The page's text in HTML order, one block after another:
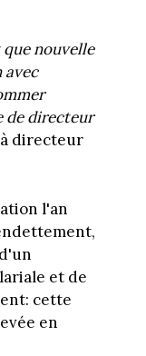
nouvelle
de directeur
directeur
l'an
et de
cette
en